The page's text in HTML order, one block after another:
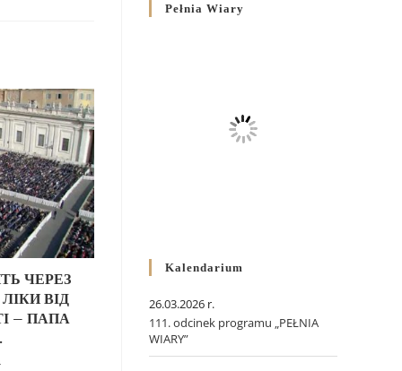
ЧЕРЕЗ
ВІД
– ПАПА
Pełnia Wiary
Kalendarium
26.03.2026 r.
111. odcinek programu „PEŁNIA
WIARY”